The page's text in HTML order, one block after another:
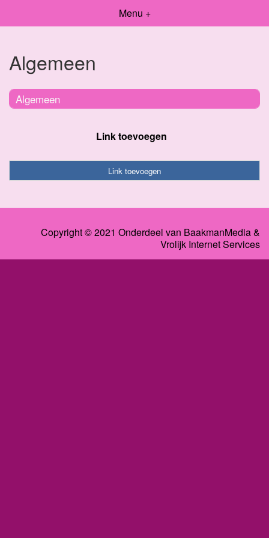
Menu +
Algemeen
Algemeen
Link toevoegen
Link toevoegen
Copyright © 2021 Onderdeel van BaakmanMedia&
Vrolijk Internet Services